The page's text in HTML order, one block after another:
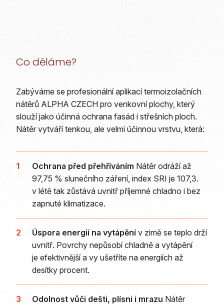
Co děláme?
Zabýváme se profesionální aplikací termoizolačních
nátěrů ALPHA CZECH pro venkovní plochy, který
slouží jako účinná ochrana fasád i střešních ploch.
Nátěr vytváří tenkou, ale velmi účinnou vrstvu, která:
1 Ochrana před přehříváním Nátěr odráží až
97,75 % slunečního záření, index SRI je 107,3.
v létě tak zůstává uvnitř příjemné chladno i bez
zapnuté klimatizace.
2 Úspora energií na vytápění v zimě se teplo drží
uvnitř. Povrchy nepůsobí chladně a vytápění
je efektivnější a vy ušetříte na energiích až
desítky procent.
3 Odolnost vůči dešti, plísni i mrazu Nátěr